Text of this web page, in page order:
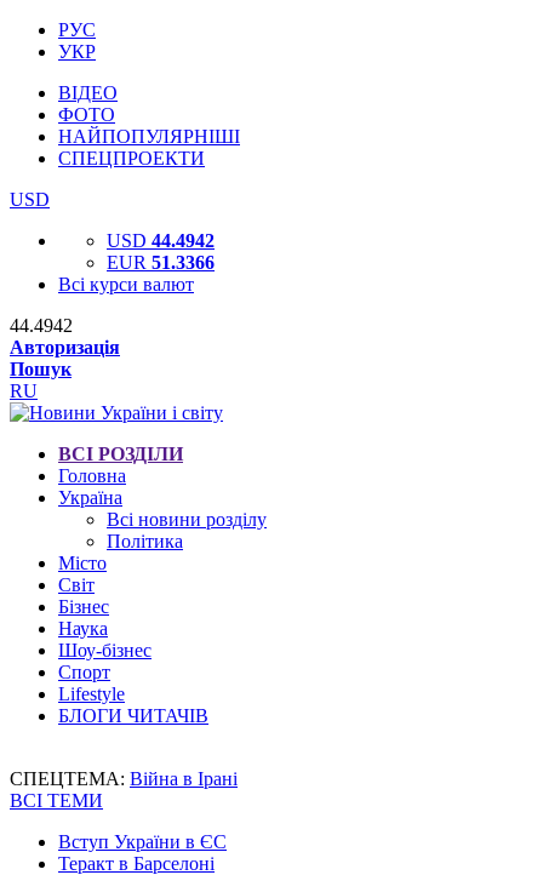
РУС
УКР
ВІДЕО
ФОТО
НАЙПОПУЛЯРНІШІ
СПЕЦПРОЕКТИ
USD
USD 44.4942
EUR 51.3366
Всі курси валют
44.4942
Авторизація
Пошук
RU
ВСІ РОЗДІЛИ
Головна
Україна
Всі новини розділу
Політика
Місто
Світ
Бізнес
Наука
Шоу-бізнес
Спорт
Lifestyle
БЛОГИ ЧИТАЧІВ
СПЕЦТЕМА: Війна в Ірані
ВСІ ТЕМИ
Вступ України в ЄС
Теракт в Барселоні